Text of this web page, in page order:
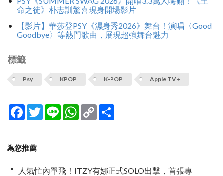
命之徒》朴志訓驚喜現身開場影片
【影片】華莎登PSY《濕身秀2026》舞台！演唱〈Good
Goodbye〉等熱門歌曲，展現超強舞台魅力
標籤
Psy KPOP K-POP Apple TV+
Facebook
TwitterLine WhatsApp
Copy
Link
為您推薦
人氣忙內單飛！ITZY有娜正式SOLO出擊，首張專